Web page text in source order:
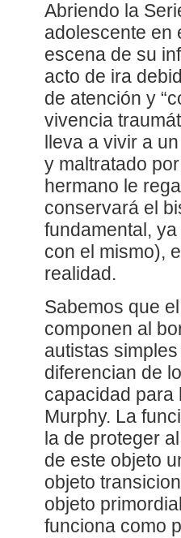
Abriendo la
adolescente en
escena de su
acto de ira
de atención y
vivencia
lleva a vivir a
y maltratado
hermano le
conservará el
fundamental,
con el mismo),
realidad.
Sabemos que
componen al
autistas
diferencian de
capacidad para
Murphy. La
la de proteger
de este objeto
objeto
objeto
funciona como